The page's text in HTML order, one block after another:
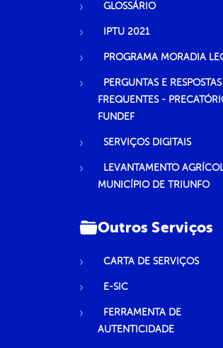
GLOSSÁRIO
IPTU 2021
PROGRAMA MORADIA
PERGUNTAS E RESPOSTAS
FREQUENTES -
FUNDEF
SERVIÇOS DIGITAIS
LEVANTAMENTO
MUNICÍPIO DE TRIUNFO
Outros Serviços
CARTA DE SERVIÇOS
E-SIC
FERRAMENTA DE
AUTENTICIDADE